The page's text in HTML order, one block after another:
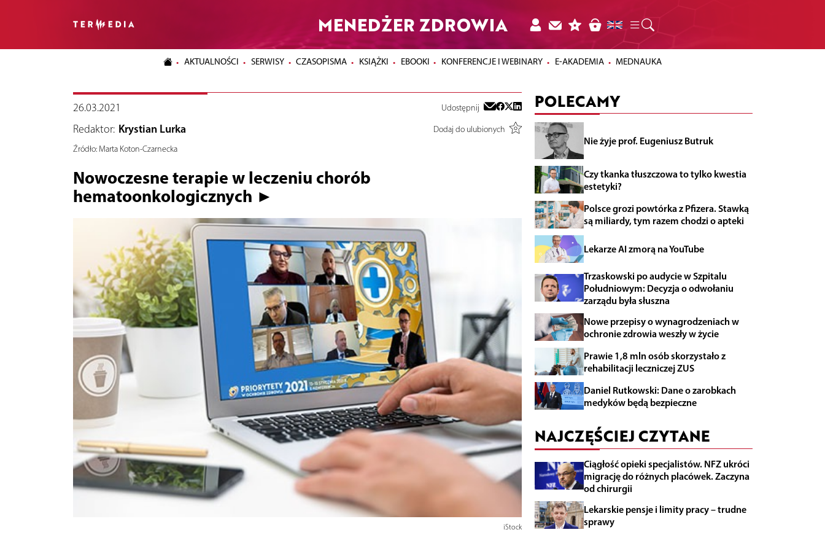
MENEDŻER ZDROWIA
AKTUALNOŚCI SERWISY CZASOPISMA KSIĄŻKI EBOOKI KONFERENCJE I WEBINARY E-AKADEMIA MEDNAUKA
26.03.2021 Udostępnij
Redaktor: Krystian Lurka
Dodaj do ulubionych
Źródło:Marta Koton-Czarnecka
Nowoczesne terapie w leczeniu chorób
hematoonkologicznych ►
iStock
POLECAMY
Nie żyje prof. Eugeniusz Butruk
Czy tkanka tłuszczowa to tylko kwestia
estetyki?
Polsce grozi powtórka z Pfizera. Stawką
są miliardy, tym razem chodzi o apteki
Lekarze AI zmorą na YouTube
Trzaskowski po audycie w Szpitalu
Południowym: Decyzja o odwołaniu
zarządu była słuszna
Nowe przepisy o wynagrodzeniach w
ochronie zdrowia weszły w życie
Prawie 1,8 mln osób skorzystało z
rehabilitacji leczniczej ZUS
Daniel Rutkowski: Dane o zarobkach
medyków będą bezpieczne
NAJCZĘŚCIEJ CZYTANE
Ciągłość opieki specjalistów. NFZ ukróci
migrację do różnych placówek. Zaczyna
od chirurgii
Lekarskie pensje i limity pracy – trudne
sprawy